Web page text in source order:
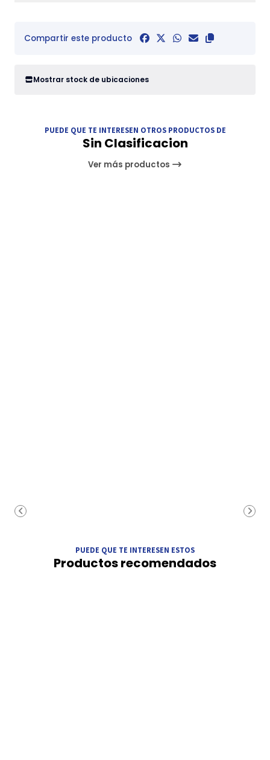
Compartir este producto
Mostrar stock de ubicaciones
PUEDE QUE TE INTERESEN OTROS PRODUCTOS DE
Sin Clasificacion
Ver más productos
PUEDE QUE TE INTERESEN ESTOS
Productos recomendados